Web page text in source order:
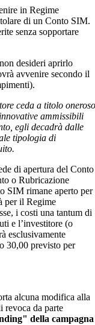
in Regime
di un Conto SIM.
senza sopportare
desideri aprirlo
avvenire secondo il
ceda a titolo oneroso
ammissibili
egli decadrà dalle
tipologia di
di apertura del Conto
o Rubricazione
SIM rimane aperto per
per il Regime
i costi una tantum di
e l’investitore (o
esclusivamente
30,00 previsto per
alcuna modifica alla
revoca da parte
della campagna